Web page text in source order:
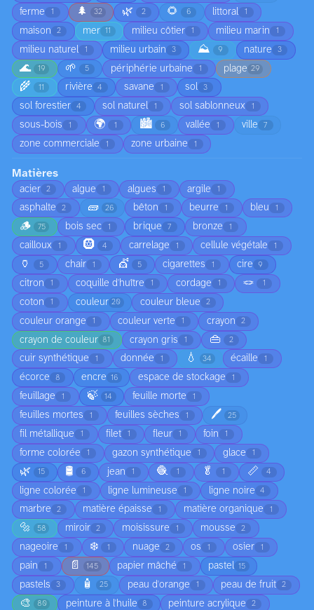
ferme 1 🌲 32 🌿 2 🌻 6 littoral 1
maison 2 mer 11 milieu côtier 1 milieu marin 1
milieu naturel 1 milieu urbain 3 ⛰️ 9 nature 3
🌊 19 🌱 5 périphérie urbaine 1 plage 29
🌾 11 rivière 4 savane 1 sol 3
sol forestier 4 sol naturel 1 sol sablonneux 1
sous-bois 1 🌍 1 🏙️ 6 vallée 1 ville 7
zone commerciale 1 zone urbaine 1
Matières
acier 2 algue 1 algues 1 argile 1
asphalte 2 🧱 26 bêton 1 beurre 1 bleu 1
🪵 75 bois sec 1 brique 7 bronze 1
cailloux 1 🛞 4 carrelage 1 cellule végétale 1
🏺 5 chair 1 💇 5 cigarettes 1 cire 9
citron 1 coquille d'huître 1 cordage 1 🪢 1
coton 1 couleur 20 couleur bleue 2
couleur orange 1 couleur verte 1 crayon 2
crayon de couleur 81 crayon gris 1 👜 2
cuir synthétique 1 donnée 1 💧 34 écaille 1
écorce 8 encre 16 espace de stockage 1
feuillage 1 🍃 14 feuille morte 1
feuilles mortes 1 feuilles sèches 1 🖊️ 25
fil métallique 1 filet 1 fleur 1 foin 1
forme colorée 1 gazon synthétique 1 glace 1
🌿 15 🛢️ 6 jean 1 🧶 1 🥬 1 📏 4
ligne colorée 1 ligne lumineuse 1 ligne noire 4
marbre 2 matière épaisse 1 matière organique 1
🔩 58 miroir 2 moisissure 1 mousse 2
nageoire 1 ❄️ 1 nuage 2 os 1 osier 1
pain 1 📄 145 papier mâché 1 pastel 15
pastels 3 🧴 25 peau d'orange 1 peau de fruit 2
🎨 80 peinture à l'huile 8 peinture acrylique 2